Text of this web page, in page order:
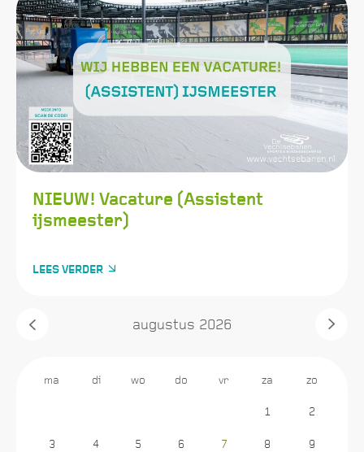
NIEUW! Vacature (Assistent
ijsmeester)
LEES VERDER
augustus 2026
ma di wo do vr za zo
1 2
3 4 5 6 7 8 9